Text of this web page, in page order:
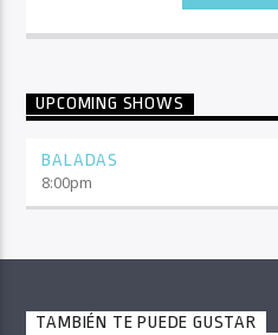
UPCOMING SHOWS
BALADAS
8:00pm
TAMBIÉN TE PUEDE GUSTAR